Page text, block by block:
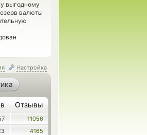
выгодному
валюты
Настройка
Отзывы
11056
4165